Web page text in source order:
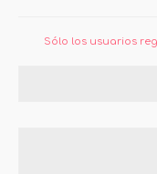
Sólo los usuarios